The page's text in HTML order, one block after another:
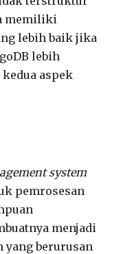
memiliki
lebih baik jika
lebih
aspek
system
pemrosesan
menjadi
berurusan